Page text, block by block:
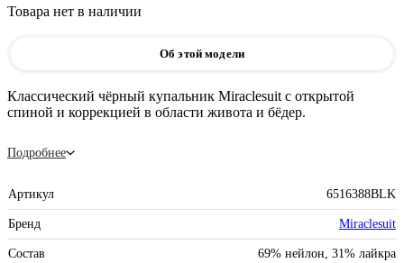
Товара нет в наличии
Об этой модели
Классический чёрный купальник Miraclesuit с открытой
спиной и коррекцией в области живота и бёдер.
Подробнее
Артикул 6516388BLK
Бренд Miraclesuit
Состав 69% нейлон, 31% лайкра